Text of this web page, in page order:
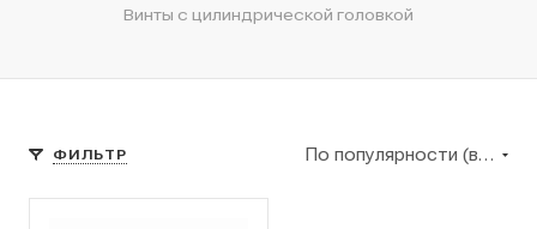
Винты с цилиндрической головкой
ФИЛЬТР По популярности (возрастание)